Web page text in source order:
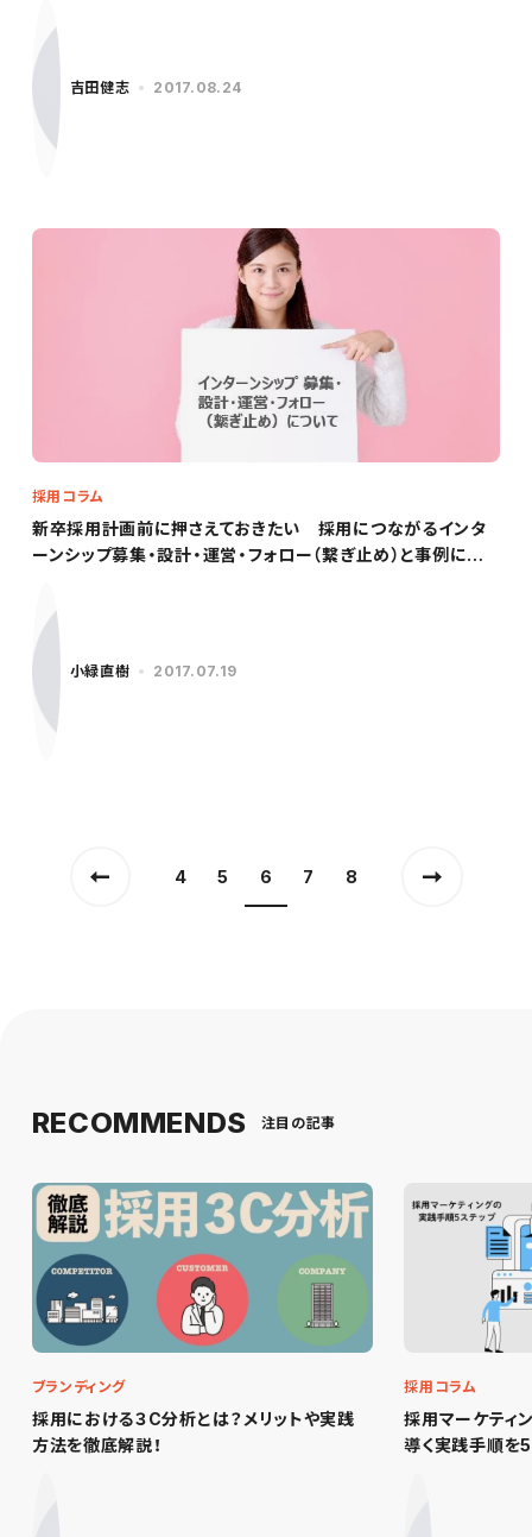
吉田健志 2017.08.24
新卒採用計画前に押さえておきたい 採用につながるインタ
ーンシップ募集・設計・運営・フォロー（繋ぎ止め）と事例につ
採用コラム
小緑直樹 2017.07.19
4 5 6 7 8
RECOMMENDS 注目の記事
採用における３C分析とは？メリットや実践
方法を徹底解説！
ブランディング
採用マーケティ
導く実践手順を
採用コラム